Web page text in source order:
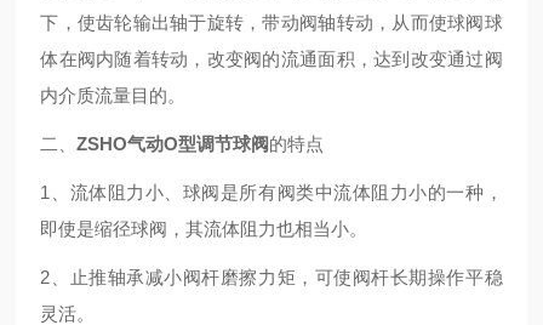
下，使齿轮输出轴于旋转，带动阀轴转动，从而使球阀球
体在阀内随着转动，改变阀的流通面积，达到改变通过阀
内介质流量目的。
二、ZSHO气动O型调节球阀的特点
1、流体阻力小、球阀是所有阀类中流体阻力小的一种，
即使是缩径球阀，其流体阻力也相当小。
2、止推轴承减小阀杆磨擦力矩，可使阀杆长期操作平稳
灵活。